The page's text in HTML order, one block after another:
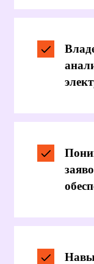
олледже
специальности
По окончании